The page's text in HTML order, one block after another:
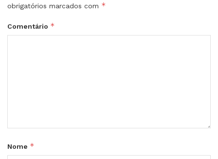
obrigatórios marcados com *
Comentário *
Nome *